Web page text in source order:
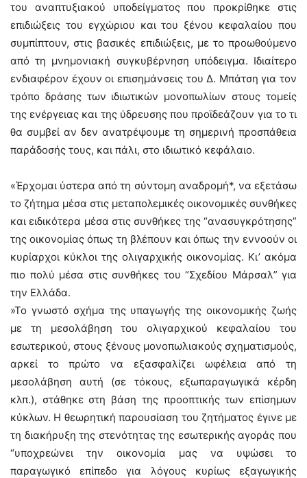
του αναπτυξιακού υποδείγματος που προκρίθηκε στις
επιδιώξεις του εγχώριου και του ξένου κεφαλαίου που
συμπίπτουν, στις βασικές επιδιώξεις, με το προωθούμενο
από τη μνημονιακή συγκυβέρνηση υπόδειγμα. Ιδιαίτερο
ενδιαφέρον έχουν οι επισημάνσεις του Δ. Μπάτση για τον
τρόπο δράσης των ιδιωτικών μονοπωλίων στους τομείς
της ενέργειας και της ύδρευσης που προϊδεάζουν για το τι
θα συμβεί αν δεν ανατρέψουμε τη σημερινή προσπάθεια
παράδοσής τους, και πάλι, στο ιδιωτικό κεφάλαιο.
«Έρχομαι ύστερα από τη σύντομη αναδρομή*, να εξετάσω
το ζήτημα μέσα στις μεταπολεμικές οικονομικές συνθήκες
και ειδικότερα μέσα στις συνθήκες της “ανασυγκρότησης”
της οικονομίας όπως τη βλέπουν και όπως την εννοούν οι
κυρίαρχοι κύκλοι της ολιγαρχικής οικονομίας. Κι’ ακόμα
πιο πολύ μέσα στις συνθήκες του “Σχεδίου Μάρσαλ” για
την Ελλάδα.
»Το γνωστό σχήμα της υπαγωγής της οικονομικής ζωής
με τη μεσολάβηση του ολιγαρχικού κεφαλαίου του
εσωτερικού, στους ξένους μονοπωλιακούς σχηματισμούς,
αρκεί το πρώτο να εξασφαλίζει ωφέλεια από τη
μεσολάβηση αυτή (σε τόκους, εξωπαραγωγικά κέρδη
κλπ.), στάθηκε στη βάση της προοπτικής των επίσημων
κύκλων. Η θεωρητική παρουσίαση του ζητήματος έγινε με
τη διακήρυξη της στενότητας της εσωτερικής αγοράς που
“υποχρεώνει την οικονομία μας να υψώσει το
παραγωγικό επίπεδο για λόγους κυρίως εξαγωγικής